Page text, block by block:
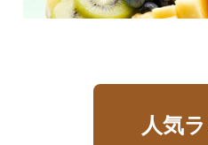
人気